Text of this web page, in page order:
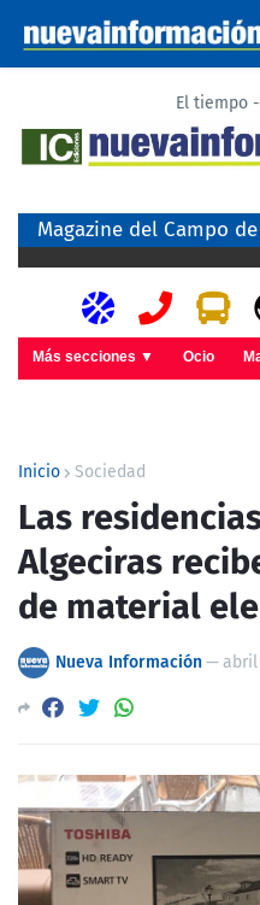
El tiempo
Magazine del Campo
Más secciones ▼ Ocio
Inicio Sociedad
Las
Algeciras
de material
Nueva Información—abril